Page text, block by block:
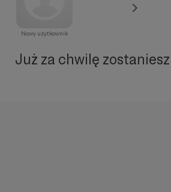
Nowy użytkownik
Już za chwilę